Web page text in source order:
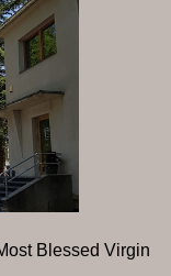
Blessed Virgin